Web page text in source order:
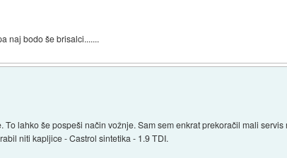
naj bodo še brisalci.......
lahko še pospeši način vožnje. Sam sem enkrat prekoračil mali
niti kapljice - Castrol sintetika - 1.9 TDI.